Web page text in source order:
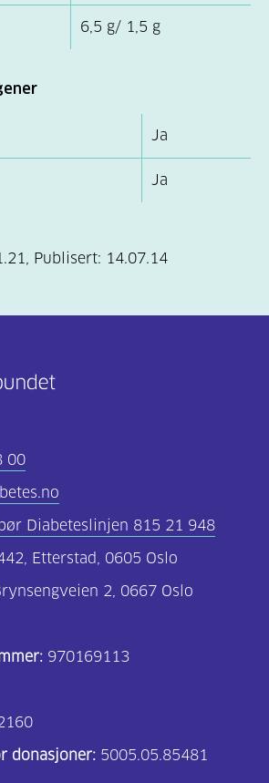
6,5 g/ 1,5 g
Ja
Ja
, Publisert: 14.07.14
00
Diabeteslinjen 815 21 948
Etterstad, 0605 Oslo
2, 0667 Oslo
970169113
donasjoner: 5005.05.85481